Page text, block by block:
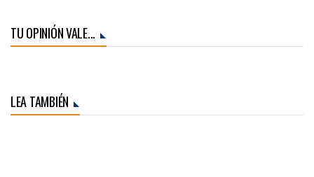
TU OPINIÓN VALE...
LEA TAMBIÉN